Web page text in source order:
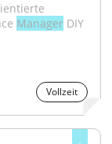
Manager DIY
Vollzeit